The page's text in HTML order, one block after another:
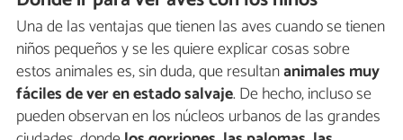
Una de las ventajas que tienen las aves cuando se tienen
niños pequeños y se les quiere explicar cosas sobre
estos animales es, sin duda, que resultananimales muy
fáciles de ver en estado salvaje. De hecho, incluso se
pueden observan en los núcleos urbanos de las grandes